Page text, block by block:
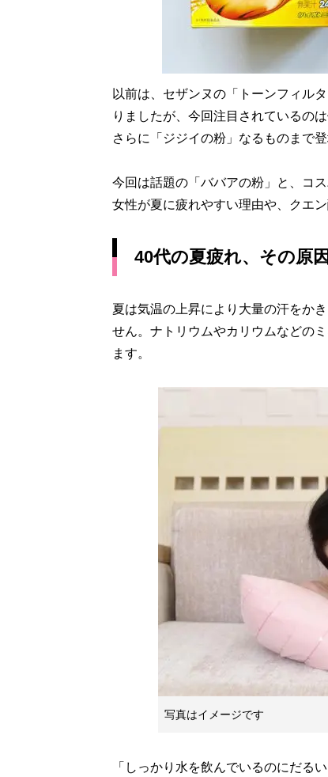
以前は、セザンヌの「トーンフィル
りましたが、今回注目されているの
さらに「ジジイの粉」なるものまで
今回は話題の「ババアの粉」と、コ
女性が夏に疲れやすい理由や、クエ
40代の夏疲れ、その原
夏は気温の上昇により大量の汗をか
せん。ナトリウムやカリウムなどの
ます。
写真はイメージです
「しっかり水を飲んでいるのにだる